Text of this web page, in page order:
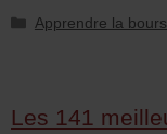
Apprendre la
Les 141